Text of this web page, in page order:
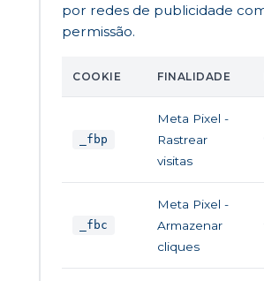
por redes de publicidade
permissão.
COOKIE FINALIDADE
_fbp
Meta Pixel -
Rastrear
visitas
_fbc
Meta Pixel -
Armazenar
cliques